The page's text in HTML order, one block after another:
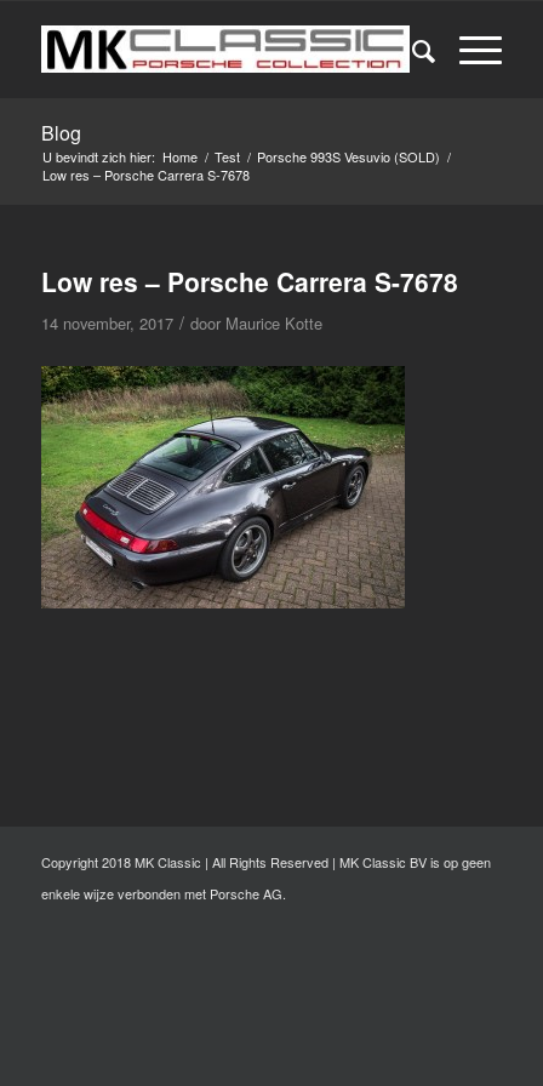
Blog
U bevindt zich hier: Home / Test / Porsche 993S Vesuvio (SOLD) /
Low res – Porsche Carrera S-7678
Low res – Porsche Carrera S-7678
14 november, 2017 / door Maurice Kotte
Copyright 2018 MK Classic | All Rights Reserved | MK Classic BV is op geen
enkele wijze verbonden met Porsche AG.